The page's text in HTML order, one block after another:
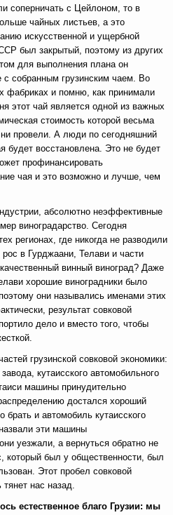
соперничать с Цейлоном, то в
чайных листьев, а это
искусственной и ущербной
был закрытый, поэтому из других
для выполнения плана он
собранным грузинским чаем. Во
фабриках и помню, как принимали
этот чай является одной из важных
стоимость которой весьма
провели. А люди по сегодняшний
будет восстановлена. Это не будет
профинансировать
чая и это возможно и лучше, чем
абсолютно неэффективные
виноградарство. Сегодня
регионах, где никогда не разводили
в Гурджаани, Телави и части
винный виноград? Даже
хорошие виноградники было
они назывались именами этих
результат совковой
дело и вместо того, чтобы
грузинской совковой экономики:
кутаисского автомобильного
машины принудительно
достался хороший
и автомобиль кутаисского
эти машины
уезжали, а вернуться обратно не
который был у общественности, был
Этот пробел совковой
нас назад.
естественное благо Грузии: мы